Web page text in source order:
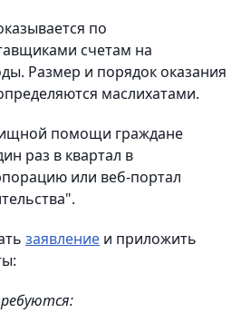
по
счетам на
Размер и порядок оказания
маслихатами.
помощи граждане
раз в квартал в
или веб-портал
заявление и приложить